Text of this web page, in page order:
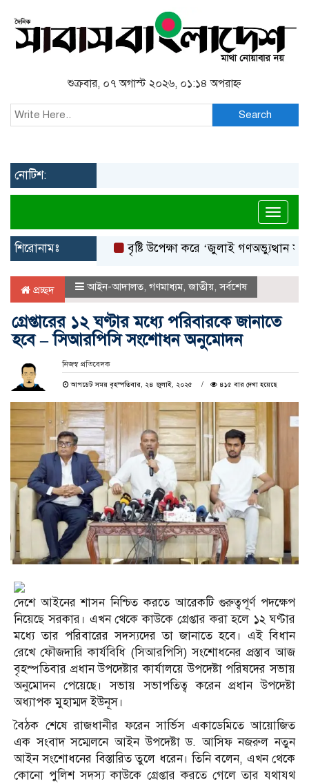
শুক্রবার, ০৭ অগাস্ট ২০২৬, ০১:১৪ অপরাহ্ন
Search
নোটিশ:
শিরোনামঃ বৃষ্টি উপেক্ষা করে ‘জুলাই গণঅভ্যুত্থান স্মৃতি
প্রচ্ছদ আইন-আদালত, গণমাধ্যম,জাতীয়,সর্বশেষ
গ্রেপ্তারের ১২ ঘণ্টার মধ্যে পরিবারকে জানাতে
হবে – সিআরপিসি সংশোধন অনুমোদন
নিজস্ব প্রতিবেদক
আপডেট সময় বৃহস্পতিবার, ২৪ জুলাই, ২০২৫ ৪১৫ বার দেখা হয়েছে
দেশে আইনের শাসন নিশ্চিত করতে আরেকটি গুরুত্বপূর্ণ পদক্ষেপ
নিয়েছে সরকার। এখন থেকে কাউকে গ্রেপ্তার করা হলে ১২ ঘণ্টার
মধ্যে তার পরিবারের সদস্যদের তা জানাতে হবে। এই বিধান
রেখে ফৌজদারি কার্যবিধি (সিআরপিসি) সংশোধনের প্রস্তাব আজ
বৃহস্পতিবার প্রধান উপদেষ্টার কার্যালয়ে উপদেষ্টা পরিষদের সভায়
অনুমোদন পেয়েছে। সভায় সভাপতিত্ব করেন প্রধান উপদেষ্টা
অধ্যাপক মুহাম্মদ ইউনূস।
বৈঠক শেষে রাজধানীর ফরেন সার্ভিস একাডেমিতে আয়োজিত
এক সংবাদ সম্মেলনে আইন উপদেষ্টা ড. আসিফ নজরুল নতুন
আইন সংশোধনের বিস্তারিত তুলে ধরেন। তিনি বলেন, এখন থেকে
কোনো পুলিশ সদস্য কাউকে গ্রেপ্তার করতে গেলে তার যথাযথ